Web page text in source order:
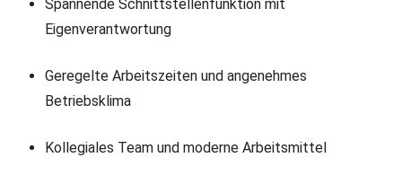
Spannende Schnittstellenfunktion mit
Eigenverantwortung
Geregelte Arbeitszeiten und angenehmes
Betriebsklima
Kollegiales Team und moderne Arbeitsmittel